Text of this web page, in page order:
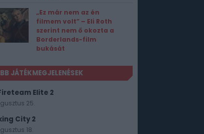
„Ez már nem az én
filmem volt” – Eli Roth
szerint nem ő okozta a
Borderlands-film
bukását
JÁTÉKMEGJELENÉSEK
Elite 2
25.
City 2
18.